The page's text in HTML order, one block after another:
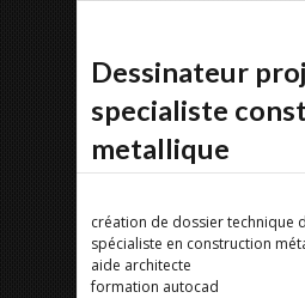
Dessinateur
specialiste
metallique
création de dossier technique
spécialiste en construction
aide architecte
formation autocad